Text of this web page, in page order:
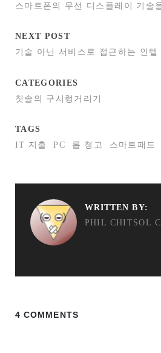
스마트폰의 무선 디스플레이 기술
NEXT POST
기술 아닌 서비스로 접근하는 인텔
CATEGORIES
칫솔의 구시렁거리기
TAGS
IT 지출
PC 롭 청고 스마트패드
WRITTEN BY:
PHIL CHITSOL
4 COMMENTS